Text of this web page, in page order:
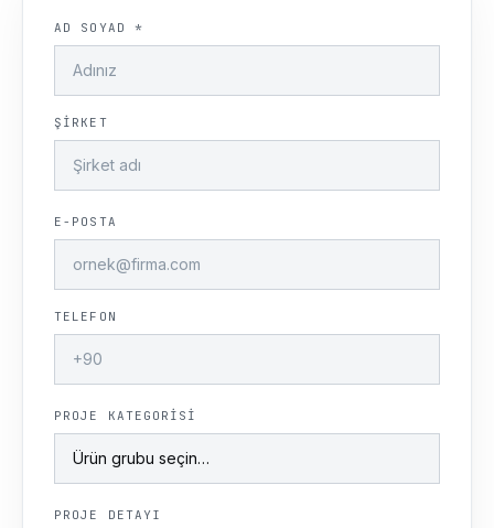
AD SOYAD *
ŞIRKET
E-POSTA
TELEFON
PROJE KATEGORISI
PROJE DETAYI